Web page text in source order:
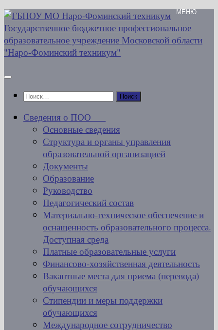
Перейти
к
содержимому
Найти:
Сведения о ПОО
Основные сведения
Структура и органы управления
образовательной организацией
Документы
Образование
Руководство
Педагогический состав
Материально-техническое обеспечение и
оснащенность образовательного процесса.
Доступная среда
Платные образовательные услуги
Финансово-хозяйственная деятельность
Вакантные места для приема (перевода)
обучающихся
Стипендии и меры поддержки
обучающихся
Международное сотрудничество